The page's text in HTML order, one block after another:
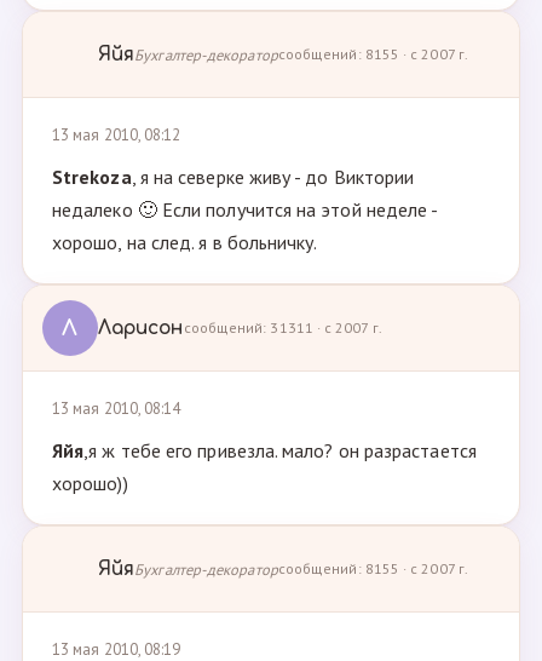
ЯйяБухгалтер-декораторсообщений: 8155 · с 2007 г.
13 мая 2010, 08:12
Strekoza, я на северке живу - до Виктории
недалеко 🙂 Если получится на этой неделе -
хорошо, на след. я в больничку.
Л Ларисон сообщений: 31311 · с 2007 г.
13 мая 2010, 08:14
Яйя,я ж тебе его привезла. мало? он разрастается
хорошо))
ЯйяБухгалтер-декораторсообщений: 8155 · с 2007 г.
13 мая 2010, 08:19